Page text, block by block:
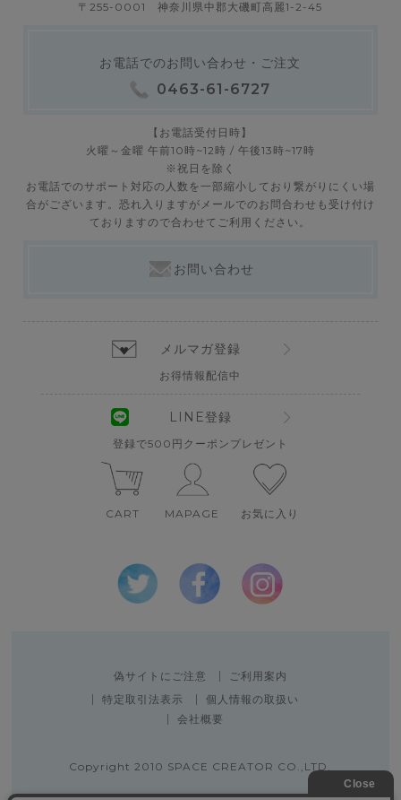
〒255-0001 神奈川県中郡大磯町高麗1-2-45
お電話でのお問い合わせ・ご注文
0463-61-6727
【お電話受付日時】
火曜～金曜 午前10時~12時 / 午後13時~17時
※祝日を除く
お電話でのサポート対応の人数を一部縮小しており繋がりにくい場
合がございます。恐れ入りますがメールでのお問合わせも受け付け
ておりますので合わせてご利用ください。
お問い合わせ
メルマガ登録
お得情報配信中
LINE登録
登録で500円クーポンプレゼント
CART MAPAGE お気に入り
偽サイトにご注意
ご利用案内
特定取引法表示
個人情報の取扱い
会社概要
Copyright 2010 SPACE CREATOR CO.,LTD.